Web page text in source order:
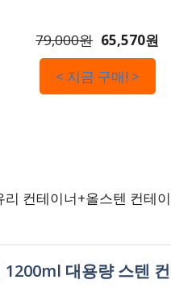
79,000원 65,570원
< 지금 구매! >
컨테이너+올스텐 컨테
대용량 스텐